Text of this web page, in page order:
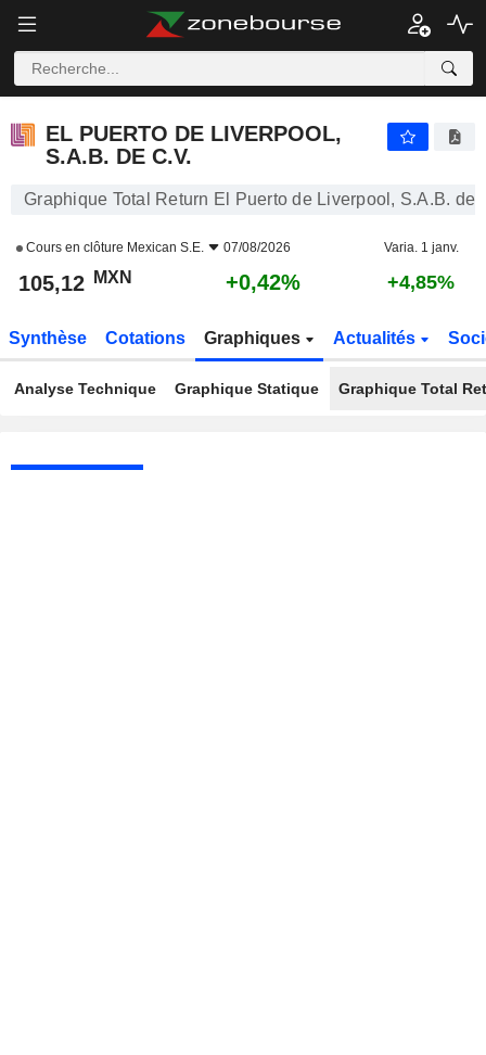
EL PUERTO DE LIVERPOOL,
S.A.B. DE C.V.
Graphique Total Return El Puerto de Liverpool, S.A.B. de
Cours en clôture Mexican S.E. 07/08/2026 Varia. 1 janv.
105,12 MXN +0,42% +4,85%
Synthèse Cotations Graphiques Actualités
Analyse Technique Graphique Statique Graphique Total